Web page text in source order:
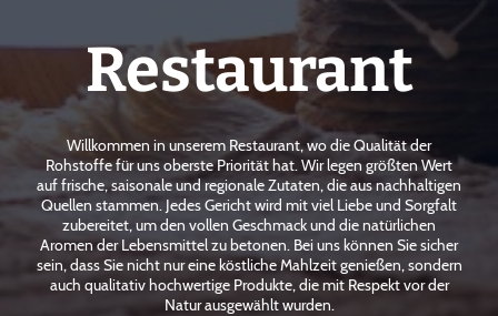
Restaurant
Willkommen in unserem Restaurant, wo die Qualität der
Rohstoffe für uns oberste Priorität hat. Wir legen größten Wert
auf frische, saisonale und regionale Zutaten, die aus nachhaltigen
Quellen stammen. Jedes Gericht wird mit viel Liebe und Sorgfalt
zubereitet, um den vollen Geschmack und die natürlichen
Aromen der Lebensmittel zu betonen. Bei uns können Sie sicher
sein, dass Sie nicht nur eine köstliche Mahlzeit genießen, sondern
auch qualitativ hochwertige Produkte, die mit Respekt vor der
Natur ausgewählt wurden.